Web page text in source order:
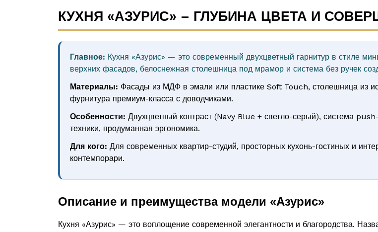
КУХНЯ «АЗУРИС» – ГЛУБИНА ЦВЕТА И
Главное: Кухня «Азурис» — это современный двухцветный гарнитур в стиле
верхних фасадов, белоснежная столешница под мрамор и система без ручек
Материалы: Фасады из МДФ в эмали или пластике Soft Touch, столешница из
фурнитура премиум-класса с доводчиками.
Особенности: Двухцветный контраст (Navy Blue + светло-серый), система
техники, продуманная эргономика.
Для кого: Для современных квартир-студий, просторных кухонь-гостиных и
контемпорари.
Описание и преимущества модели «Азурис»
Кухня «Азурис» — это воплощение современной элегантности и благородства.